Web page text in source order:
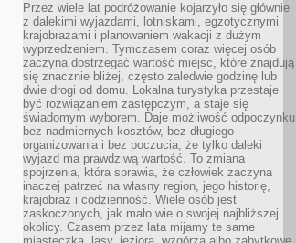
Przez wiele lat podróżowanie kojarzyło się głównie
z dalekimi wyjazdami, lotniskami, egzotycznymi
krajobrazami i planowaniem wakacji z dużym
wyprzedzeniem. Tymczasem coraz więcej osób
zaczyna dostrzegać wartość miejsc, które znajdują
się znacznie bliżej, często zaledwie godzinę lub
dwie drogi od domu. Lokalna turystyka przestaje
być rozwiązaniem zastępczym, a staje się
świadomym wyborem. Daje możliwość odpoczynku
bez nadmiernych kosztów, bez długiego
organizowania i bez poczucia, że tylko daleki
wyjazd ma prawdziwą wartość. To zmiana
spojrzenia, która sprawia, że człowiek zaczyna
inaczej patrzeć na własny region, jego historię,
krajobraz i codzienność. Wiele osób jest
zaskoczonych, jak mało wie o swojej najbliższej
okolicy. Czasem przez lata mijamy te same